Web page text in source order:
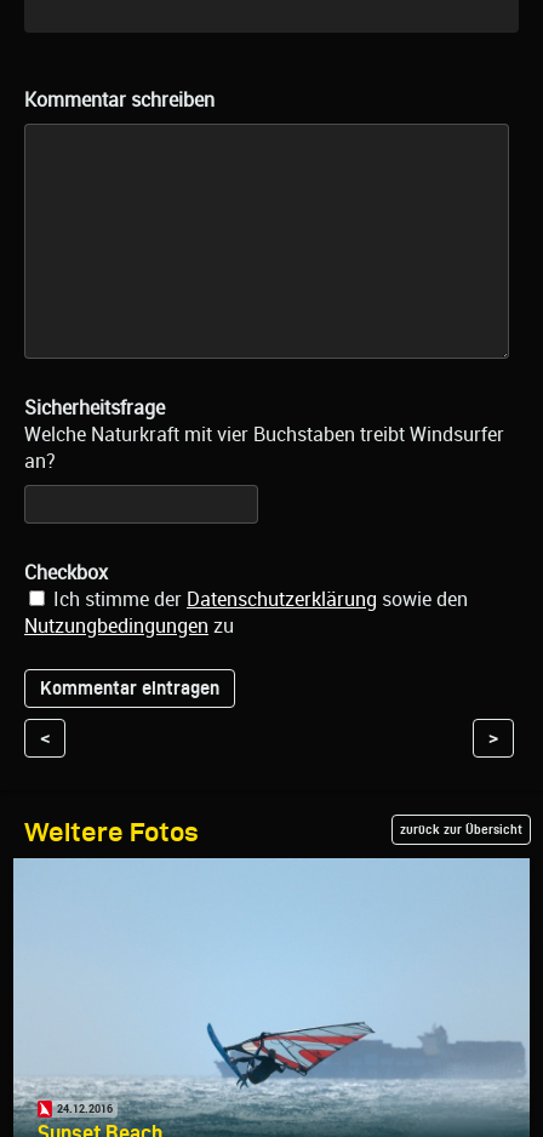
Kommentar schreiben
Sicherheitsfrage
Welche Naturkraft mit vier Buchstaben treibt Windsurfer
an?
Checkbox
Ich stimme der Datenschutzerklärung sowie den
Nutzungbedingungen zu
< >
Weitere Fotos zurück zur Übersicht
24.12.2016